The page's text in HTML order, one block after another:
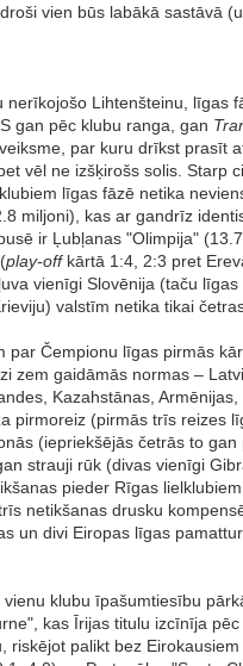
vien būs labākā sastāvā
Lihtenšteinu,
gan pēc klubu ranga, gan
par kuru drīkst
vēl ne izšķirošs solis.
līgas fāzē netika
miljoni), kas ar gandrīz
ir Ļubļanas "Olimpija"
play-offkārtā 1:4, 2:3 pret
vienīgi Slovēnija (taču
valstīm netika tikai
Čempionu līgas pirmās
zem gaidāmās normas –
Kazahstānas,
pirmoreiz (pirmās trīs reizes
(iepriekšējās četrās to gan
strauji rūk (divas vienīgi
pieder Rīgas
netikšanas drusku
un divi Eiropas līgas
klubu īpašumtiesību
kas Īrijas titulu izcīnīja
riskējot palikt bez